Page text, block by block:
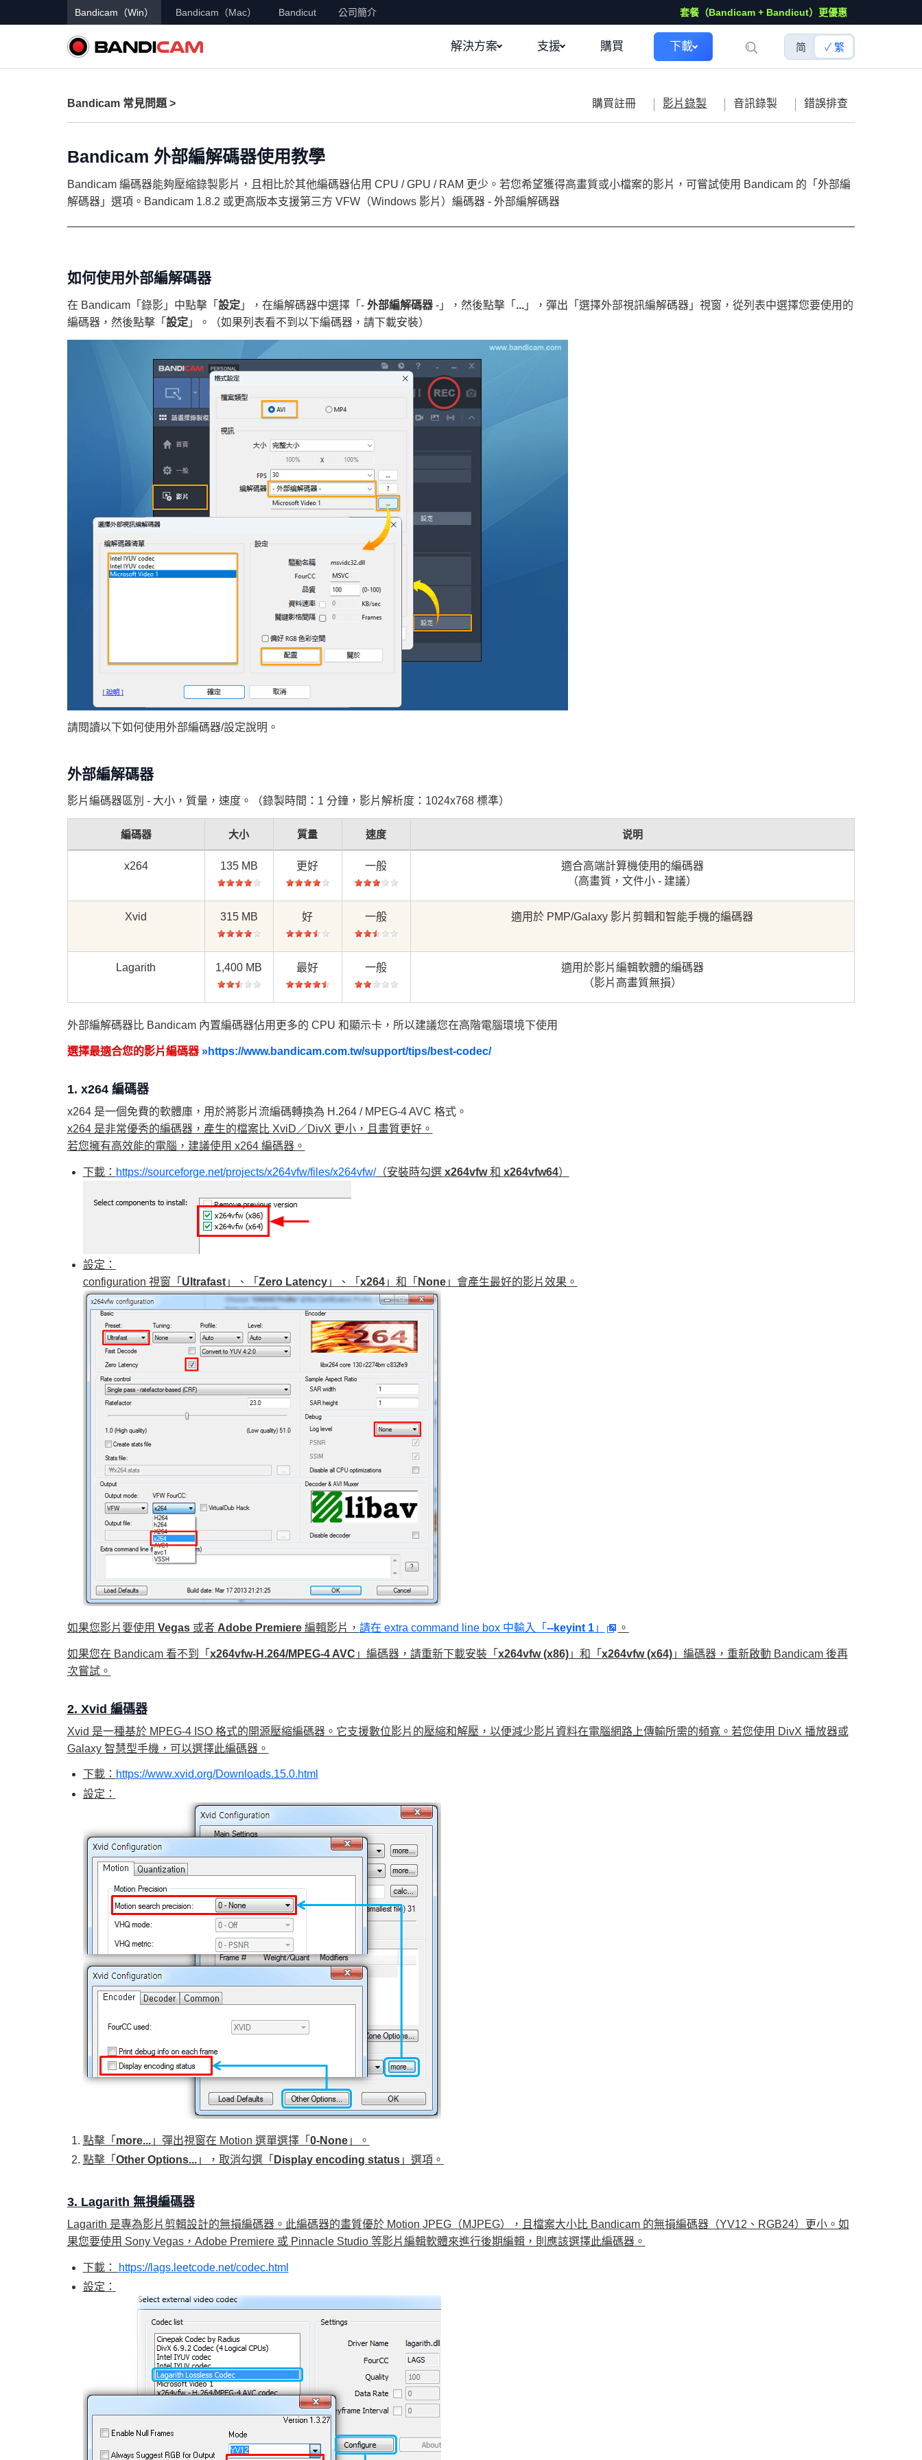
Bandicam（Win） Bandicam（Mac） Bandicut 公司簡介 套餐（Bandicam + Bandicut）更優惠
解決方案 支援 購買 下載 简 繁
Bandicam 常見問題 > 購買註冊 影片錄製 音訊錄製 錯誤排查
Bandicam 外部編解碼器使用教學
Bandicam 編碼器能夠壓縮錄製影片，且相比於其他編碼器佔用 CPU / GPU / RAM 更少。若您希望獲得高畫質或小檔案的影片，可嘗試使用 Bandicam 的「外部編
解碼器」選項。Bandicam 1.8.2 或更高版本支援第三方 VFW（Windows 影片）編碼器 - 外部編解碼器
如何使用外部編解碼器
在 Bandicam「錄影」中點擊「 設定」，在編解碼器中選擇「- 外部編解碼器-」，然後點擊「 ...」，彈出「選擇外部視訊編解碼器」視窗，從列表中選擇您要使用的
編碼器，然後點擊「 設定」。（如果列表看不到以下編碼器，請下載安裝）
請閱讀以下如何使用外部編碼器/設定說明。
外部編解碼器
影片編碼器區別 - 大小，質量，速度。（錄製時間：1 分鐘，影片解析度：1024x768 標準）
編碼器 大小 質量 速度 说明
x264 135 MB 更好 一般
適合高端計算機使用的編碼器
（高畫質，文件小 - 建議）
Xvid 315 MB 好 一般 適用於 PMP/Galaxy 影片剪輯和智能手機的編碼器
Lagarith 1,400 MB 最好 一般
適用於影片編輯軟體的編碼器
（影片高畫質無損）
外部編解碼器比 Bandicam 內置編碼器佔用更多的 CPU 和顯示卡，所以建議您在高階電腦環境下使用
選擇最適合您的影片編碼器 »https://www.bandicam.com.tw/support/tips/best-codec/
1. x264 編碼器
x264 是一個免費的軟體庫，用於將影片流編碼轉換為 H.264 / MPEG-4 AVC 格式。
x264 是非常優秀的編碼器，產生的檔案比 XviD／DivX 更小，且畫質更好。
若您擁有高效能的電腦，建議使用 x264 編碼器。
下載： https://sourceforge.net/projects/x264vfw/files/x264vfw/（安裝時勾選 x264vfw和 x264vfw64）
設定：
configuration 視窗「 Ultrafast」、「 Zero Latency」、「 x264」和「 None」會產生最好的影片效果。
如果您影片要使用 Vegas或者 Adobe Premiere編輯影片， 請在 extra command line box 中輸入「 --keyint 1」 。
如果您在 Bandicam 看不到「 x264vfw-H.264/MPEG-4 AVC 」編碼器，請重新下載安裝「 x264vfw (x86)」和「 x264vfw (x64)」編碼器，重新啟動 Bandicam 後再
次嘗試。
2. Xvid 編碼器
Xvid 是一種基於 MPEG-4 ISO 格式的開源壓縮編碼器。它支援數位影片的壓縮和解壓，以便減少影片資料在電腦網路上傳輸所需的頻寬。若您使用 DivX 播放器或
Galaxy 智慧型手機，可以選擇此編碼器。
下載： https://www.xvid.org/Downloads.15.0.html
設定：
點擊「 more...」彈出視窗在 Motion 選單選擇「 0-None」。
點擊「 Other Options...」，取消勾選「 Display encoding status」選項。
3. Lagarith 無損編碼器
Lagarith 是專為影片剪輯設計的無損編碼器。此編碼器的畫質優於 Motion JPEG（MJPEG），且檔案大小比 Bandicam 的無損編碼器（YV12、RGB24）更小。如
果您要使用 Sony Vegas，Adobe Premiere 或 Pinnacle Studio 等影片編輯軟體來進行後期編輯，則應該選擇此編碼器。
下載：
https://lags.leetcode.net/codec.html
設定：